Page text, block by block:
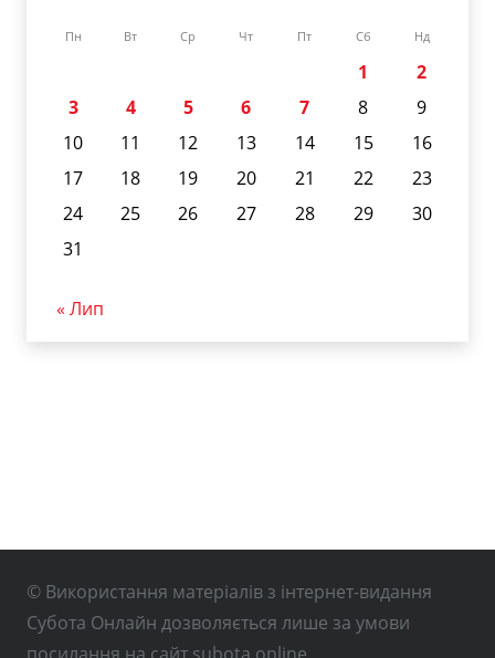
Пн Вт Ср Чт Пт Сб Нд
1
2
3
4 5 6 7 8
9
10
11 12 13 14 15
16
17
18 19 20 21 22
23
24
25 26 27 28 29
30
31
« Лип
© Використання матеріалів з інтернет-видання
Субота Онлайн дозволяється лише за умови